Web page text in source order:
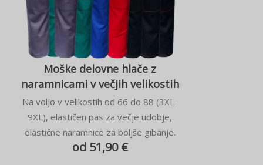
Moške delovne hlače z
naramnicami v večjih velikostih
Na voljo v velikostih od 66 do 88 (3XL-
9XL), elastičen pas za večje udobje,
elastične naramnice za boljše gibanje.
od 51,90 €